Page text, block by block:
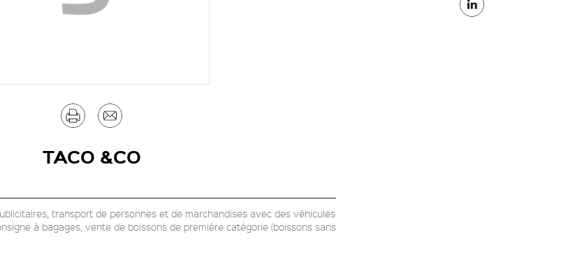
Imprimer
TACO &CO
transport de personnes et de marchandises avec des véhicules
à bagages, vente de boissons de première catégorie (boissons sans
Twitter